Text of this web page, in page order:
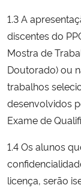
1.3 A
discentes do
Mostra de
Doutorado) ou
trabalhos
desenvolvidos
Exame de
1.4 Os alunos
licença, serão